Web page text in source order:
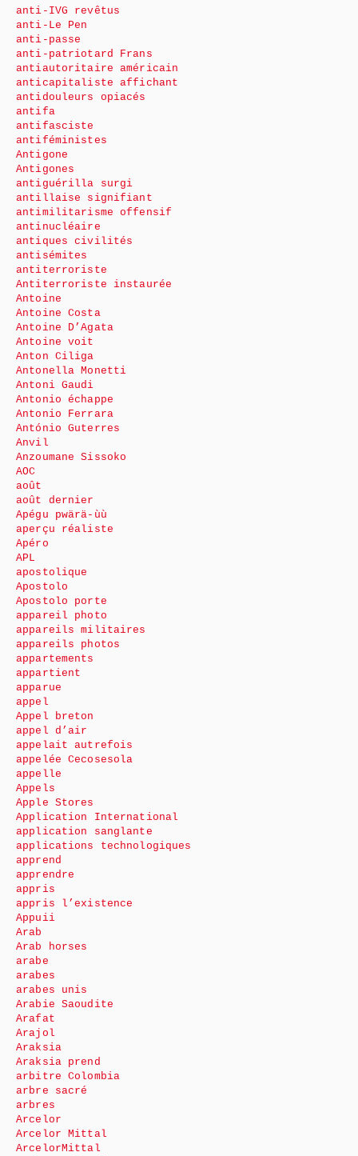
anti-IVG revêtus
anti-Le Pen
anti-passe
anti-patriotard Frans
antiautoritaire américain
anticapitaliste affichant
antidouleurs opiacés
antifa
antifasciste
antiféministes
Antigone
Antigones
antiguérilla surgi
antillaise signifiant
antimilitarisme offensif
antinucléaire
antiques civilités
antisémites
antiterroriste
Antiterroriste instaurée
Antoine
Antoine Costa
Antoine D’Agata
Antoine voit
Anton Ciliga
Antonella Monetti
Antoni Gaudi
Antonio échappe
Antonio Ferrara
António Guterres
Anvil
Anzoumane Sissoko
AOC
août
août dernier
Apégu pwärä-ùù
aperçu réaliste
Apéro
APL
apostolique
Apostolo
Apostolo porte
appareil photo
appareils militaires
appareils photos
appartements
appartient
apparue
appel
Appel breton
appel d’air
appelait autrefois
appelée Cecosesola
appelle
Appels
Apple Stores
Application International
application sanglante
applications technologiques
apprend
apprendre
appris
appris l’existence
Appuii
Arab
Arab horses
arabe
arabes
arabes unis
Arabie Saoudite
Arafat
Arajol
Araksia
Araksia prend
arbitre Colombia
arbre sacré
arbres
Arcelor
Arcelor Mittal
ArcelorMittal